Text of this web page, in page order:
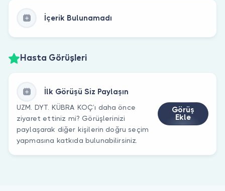
İçerik Bulunamadı
Hasta Görüşleri
İlk Görüşü Siz Paylaşın
UZM. DYT. KÜBRA KOÇ’ı daha önce
ziyaret ettiniz mi? Görüşlerinizi
paylaşarak diğer kişilerin doğru seçim
yapmasına katkıda bulunabilirsiniz.
Görüş
Ekle